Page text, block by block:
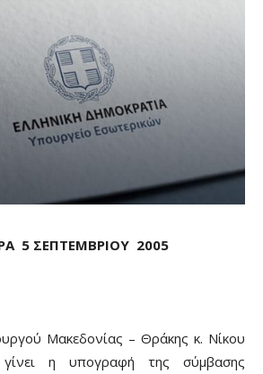
5 ΣΕΠΤΕΜΒΡΙΟΥ 2005
Μακεδονίας – Θράκης κ. Νίκου
η υπογραφή της σύμβασης